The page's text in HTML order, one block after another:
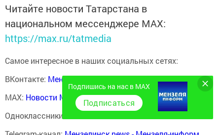
Читайте новости Татарстана в
национальном мессенджере MАХ:
https://max.ru/tatmedia
Самое интересное в наших социальных сетях:
ВКонтакте: Мензелинск news - Мензеля-информ
MAX: Новости Мензелинска - Мензеля онлайн
Одноклассники:
Подпишись на нас в MAX
Подписаться